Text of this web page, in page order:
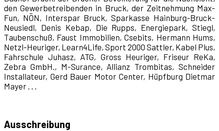
den Gewerbetreibenden in Bruck, der Zeitnehmung Max-
Fun, NÖN, Interspar Bruck, Sparkasse Hainburg-Bruck-
Neusiedl, Denis Kebap, Die Rupps, Energiepark, Stiegl,
Taubenschuß, Faust Immobilien, Csebits, Hermann Hums,
Netzl-Heuriger, Learn4Life, Sport 2000 Sattler, Kabel Plus,
Fahrschule Juhasz, ATG, Gross Heuriger, Friseur ReKa,
Zebra GmbH., M-Surance, Allianz Trombitas, Schneider
Installateur, Gerd Bauer Motor Center, Hüpfburg Dietmar
Mayer . . .
Ausschreibung